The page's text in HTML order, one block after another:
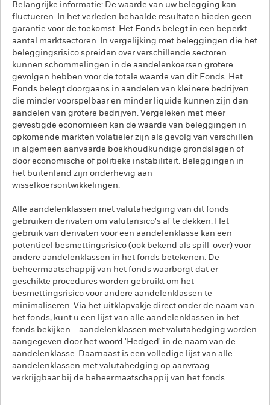
Belangrijke informatie: De waarde van uw belegging kan
fluctueren. In het verleden behaalde resultaten bieden geen
garantie voor de toekomst. Het Fonds belegt in een beperkt
aantal marktsectoren. In vergelijking met beleggingen die het
beleggingsrisico spreiden over verschillende sectoren
kunnen schommelingen in de aandelenkoersen grotere
gevolgen hebben voor de totale waarde van dit Fonds. Het
Fonds belegt doorgaans in aandelen van kleinere bedrijven
die minder voorspelbaar en minder liquide kunnen zijn dan
aandelen van grotere bedrijven. Vergeleken met meer
gevestigde economieën kan de waarde van beleggingen in
opkomende markten volatieler zijn als gevolg van verschillen
in algemeen aanvaarde boekhoudkundige grondslagen of
door economische of politieke instabiliteit. Beleggingen in
het buitenland zijn onderhevig aan
wisselkoersontwikkelingen.
Alle aandelenklassen met valutahedging van dit fonds
gebruiken derivaten om valutarisico's af te dekken. Het
gebruik van derivaten voor een aandelenklasse kan een
potentieel besmettingsrisico (ook bekend als spill-over) voor
andere aandelenklassen in het fonds betekenen. De
beheermaatschappij van het fonds waarborgt dat er
geschikte procedures worden gebruikt om het
besmettingsrisico voor andere aandelenklassen te
minimaliseren. Via het uitklapvakje direct onder de naam van
het fonds, kunt u een lijst van alle aandelenklassen in het
fonds bekijken – aandelenklassen met valutahedging worden
aangegeven door het woord 'Hedged' in de naam van de
aandelenklasse. Daarnaast is een volledige lijst van alle
aandelenklassen met valutahedging op aanvraag
verkrijgbaar bij de beheermaatschappij van het fonds.